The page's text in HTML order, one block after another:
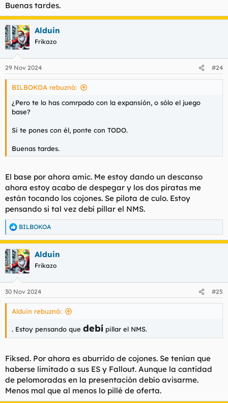
Buenas tardes.
Alduin
Frikazo
29 Nov 2024 #24
BILBOKOA rebuznó:
¿Pero te lo has comrpado con la expansión, o sólo el juego
base?
Si te pones con él, ponte con TODO.
Buenas tardes.
El base por ahora amic. Me estoy dando un descanso
ahora estoy acabo de despegar y los dos piratas me
están tocando los cojones. Se pilota de culo. Estoy
pensando si tal vez debí pillar el NMS.
R
e
a
c
c
i
e
s
BILBOKOA
Alduin
Frikazo
30 Nov 2024 #25
Alduin rebuznó:
. Estoy pensando que debí pillar el NMS.
Fiksed. Por ahora es aburrido de cojones. Se tenían que
haberse limitado a sus ES y Fallout. Aunque la cantidad
de pelomoradas en la presentación debío avisarme.
Menos mal que al menos lo pillé de oferta.